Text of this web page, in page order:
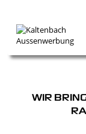
WIR